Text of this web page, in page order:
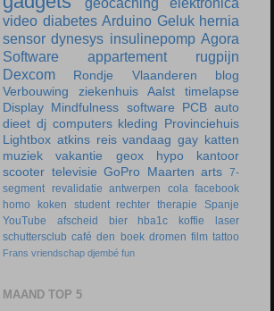
video diabetes Arduino Geluk hernia
sensor dynesys insulinepomp Agora
Software
appartement
rugpijn
Dexcom
Rondje Vlaanderen
blog
Verbouwing
ziekenhuis Aalst
timelapse
Display
Mindfulness software PCB auto
dieet dj computers kleding
Provinciehuis
Lightbox atkins reis vandaag gay katten
muziek
vakantie geox hypo
kantoor
scooter televisie GoPro Maarten arts 7-
segment revalidatie antwerpen cola facebook
homo
koken student rechter therapie
Spanje
YouTube
afscheid bier hba1c koffie
laser
schuttersclub café den boek dromen film tattoo
Frans vriendschap djembé fun
MAAND TOP 5